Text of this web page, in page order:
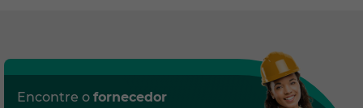
Encontre o fornecedor